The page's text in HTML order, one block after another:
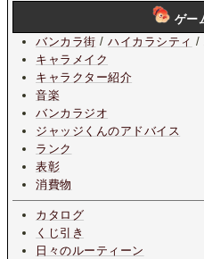
ゲー
バンカラ街 /ハイカラシティ /
キャラメイク
キャラクター紹介
音楽
バンカラジオ
ジャッジくんのアドバイス
ランク
表彰
消費物
カタログ
くじ引き
日々のルーティーン